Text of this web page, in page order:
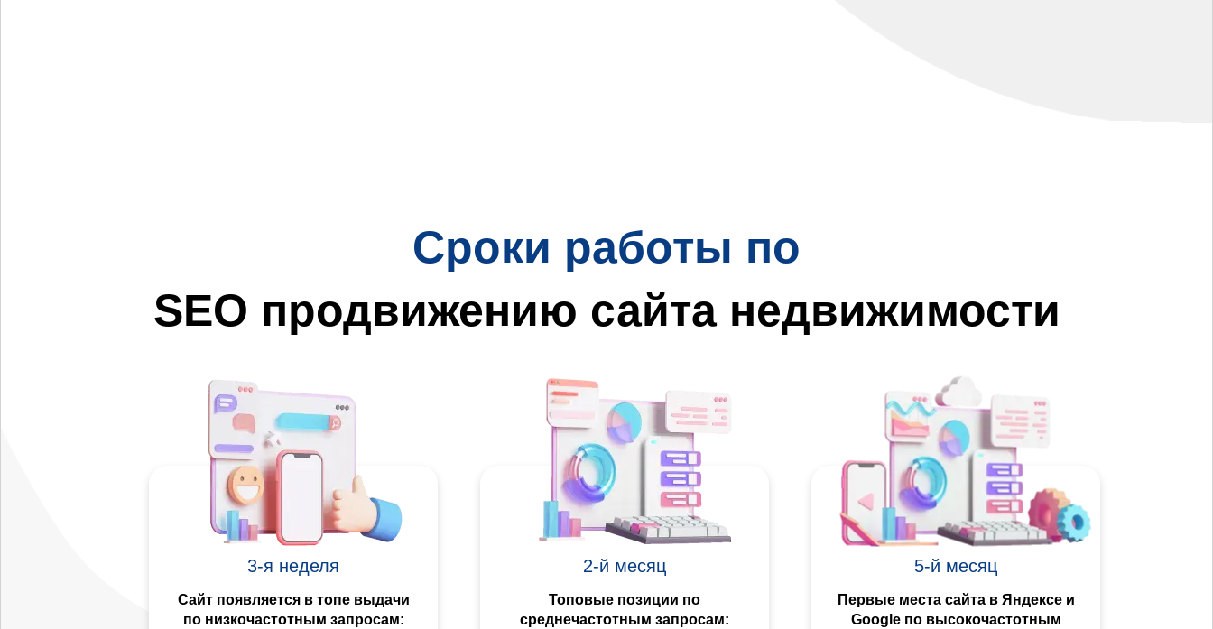
Сроки работы по
SEO продвижению сайта недвижимости
3-я неделя
Сайт появляется в топе выдачи
по низкочастотным запросам:
2-й месяц
Топовые позиции по
среднечастотным запросам:
5-й месяц
Первые места сайта в Яндексе и
Google по высокочастотным